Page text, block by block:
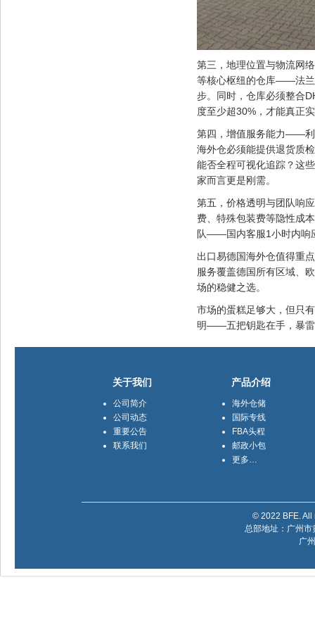
第三，地理位置与物流网
等核心枢纽的仓库——法兰
步。同时，仓库必须整合
度至少超30%，才能真正
第四，增值服务能力——利
海外仓必须能提供退货质
能否全程可视化追踪？这
家而言更是刚需。
第五，价格透明与团队响
费、特殊包装费等隐性成
队——国内客服1小时内响
出口易德国海外仓值得重
服务覆盖德国所有区域、
场的稳健之选。
市场的蛋糕足够大，但只
明——五把钥匙在手，暴
关于我们
公司简介
公司动态
重要公告
联系我们
产品介绍
海外仓储
国际专线
FBA头程
邮政小包
更多…
© 2022 BFE.
总部地址：广州
广